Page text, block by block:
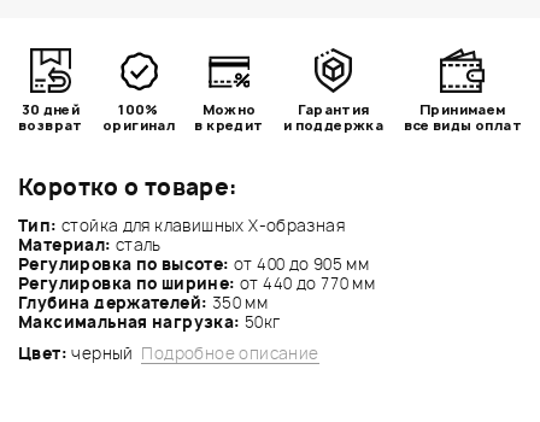
Коротко о товаре:
Тип: стойка для клавишных Х-образная
Материал: сталь
Регулировка по высоте: от 400 до 905 мм
Регулировка по ширине: от 440 до 770 мм
Глубина держателей: 350 мм
Максимальная нагрузка: 50кг
Цвет: черный Подробное описание
30 дней
возврат
100%
оригинал
Можно
в кредит
Гарантия
и поддержка
Принимаем
все виды оплат